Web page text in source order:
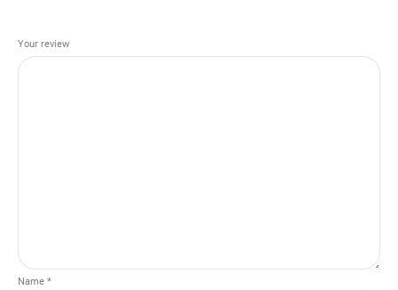
Your review
Name *